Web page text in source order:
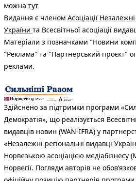
можна тут
Видання є членом Асоціації
України та Всесвітньої асоціації
Матеріали з позначками "Новини
"Реклама" та "Партнерський проєкт"
реклами.
Здійснено за підтримки програми
Демократія», що реалізується
видавців новин (WAN-IFRA) у
«Незалежні регіональні видавці
Норвезькою асоціацією медіабізнесу
Норвегії. Погляди авторів не